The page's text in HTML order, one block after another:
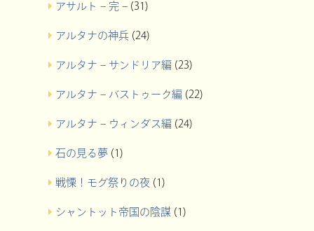
アサルト – 完 –(31)
アルタナの神兵(24)
アルタナ – サンドリア編 (23)
アルタナ – バストゥーク編 (22)
アルタナ – ウィンダス編 (24)
石の見る夢 (1)
戦慄！モグ祭りの夜(1)
シャントット帝国の陰謀(1)